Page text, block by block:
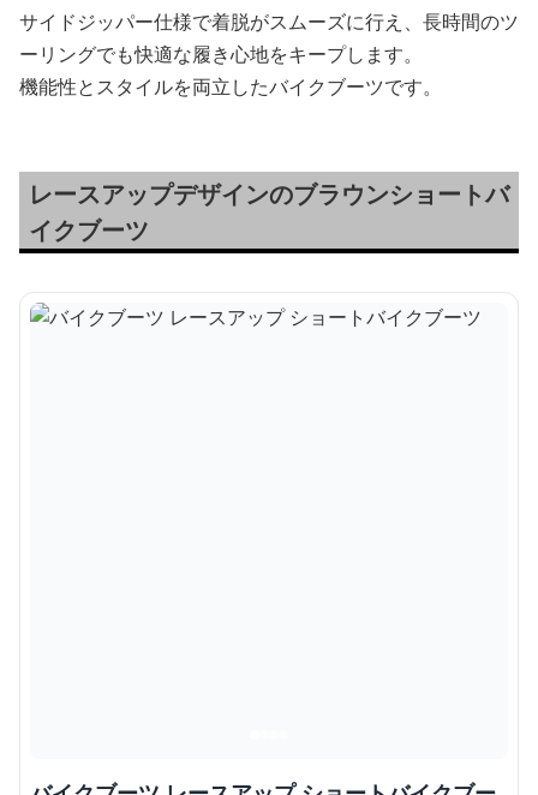
サイドジッパー仕様で着脱がスムーズに行え、長時間のツ
ーリングでも快適な履き心地をキープします。
機能性とスタイルを両立したバイクブーツです。
レースアップデザインのブラウンショートバ
イクブーツ